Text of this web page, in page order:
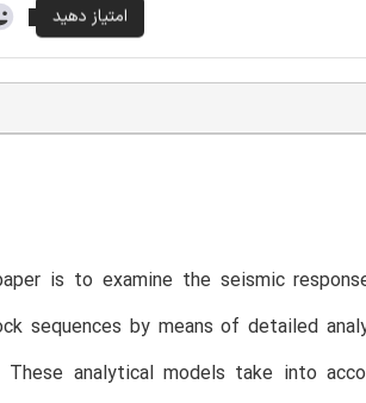
is to examine the seismic
sequences by means of detailed
analytical models take into